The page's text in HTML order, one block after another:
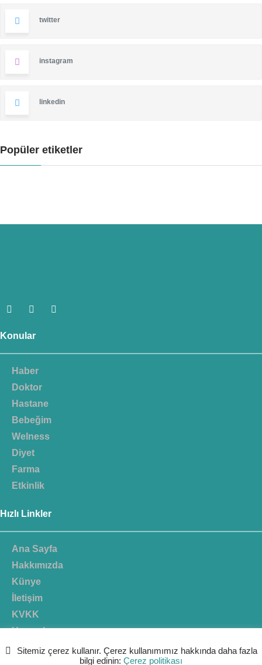
twitter
instagram
linkedin
Popüler etiketler
Konular
Haber
Doktor
Hastane
Bebeğim
Welness
Diyet
Farma
Etkinlik
Hızlı Linkler
Ana Sayfa
Hakkımızda
Künye
İletişim
KVKK
Uzmanlar
Sitemiz çerez kullanır. Çerez kullanımımız hakkında daha fazla
bilgi edinin: Çerez politikası